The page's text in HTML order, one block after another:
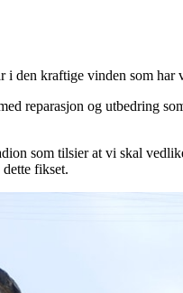
i den kraftige vinden som har
reparasjon og utbedring
som tilsier at vi skal
fikset.